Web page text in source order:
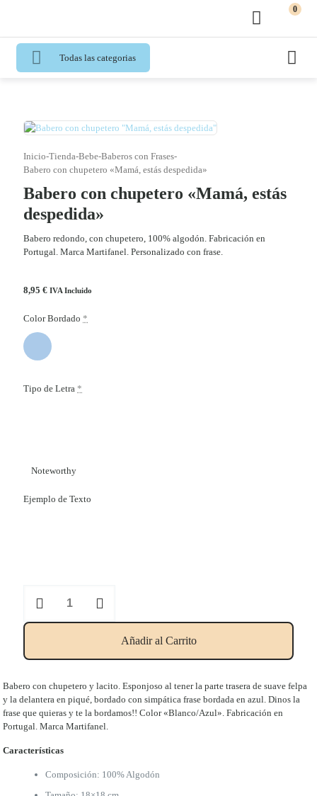
0
Todas las categorias
Inicio-Tienda-Bebe-Baberos con Frases-
Babero con chupetero «Mamá, estás despedida»
Babero con chupetero «Mamá, estás
despedida»
Babero redondo, con chupetero, 100% algodón. Fabricación en
Portugal. Marca Martifanel. Personalizado con frase.
8,95 € IVA Incluido
Color Bordado *
Tipo de Letra *
Noteworthy
Ejemplo de Texto
despedida"
Añadir al Carrito
Babero con chupetero y lacito. Esponjoso al tener la parte trasera de suave felpa
y la delantera en piqué, bordado con simpática frase bordada en azul. Dinos la
frase que quieras y te la bordamos!! Color «Blanco/Azul». Fabricación en
Portugal. Marca Martifanel.
Características
Composición: 100% Algodón